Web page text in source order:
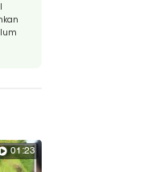
01:23